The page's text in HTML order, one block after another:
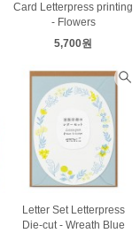
Card Letterpress printing
- Flowers
5,700원
Letter Set Letterpress
Die-cut - Wreath Blue